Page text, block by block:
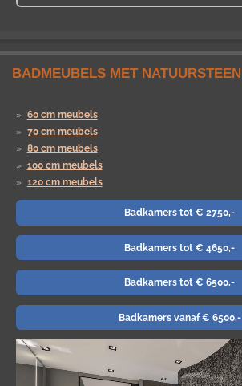
BADMEUBELS MET NATUURSTEEN
60 cm meubels
70 cm meubels
80 cm meubels
100 cm meubels
120 cm meubels
Badkamers tot € 2750,-
Badkamers tot € 4650,-
Badkamers tot € 6500,-
Badkamers vanaf € 6500,-